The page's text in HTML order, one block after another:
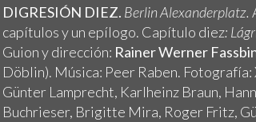
DIGRESIÓN DIEZ. Berlin Alexanderplatz.
capítulos y un epílogo. Capítulo diez:
Guion y dirección: Rainer Werner
Döblin). Música: Peer Raben.
Günter Lamprecht, Karlheinz Braun,
Buchrieser, Brigitte Mira, Roger Fritz,